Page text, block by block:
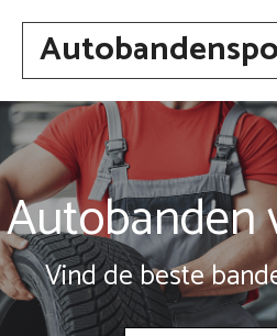
Spring
inhoud
Autobanden
Vind de beste